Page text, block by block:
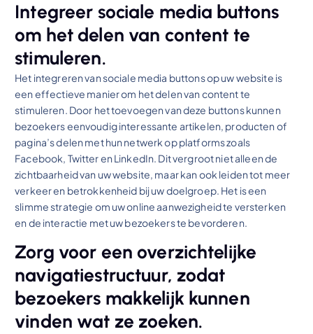
Integreer sociale media buttons
om het delen van content te
stimuleren.
Het integreren van sociale media buttons op uw website is
een effectieve manier om het delen van content te
stimuleren. Door het toevoegen van deze buttons kunnen
bezoekers eenvoudig interessante artikelen, producten of
pagina’s delen met hun netwerk op platforms zoals
Facebook, Twitter en LinkedIn. Dit vergroot niet alleen de
zichtbaarheid van uw website, maar kan ook leiden tot meer
verkeer en betrokkenheid bij uw doelgroep. Het is een
slimme strategie om uw online aanwezigheid te versterken
en de interactie met uw bezoekers te bevorderen.
Zorg voor een overzichtelijke
navigatiestructuur, zodat
bezoekers makkelijk kunnen
vinden wat ze zoeken.